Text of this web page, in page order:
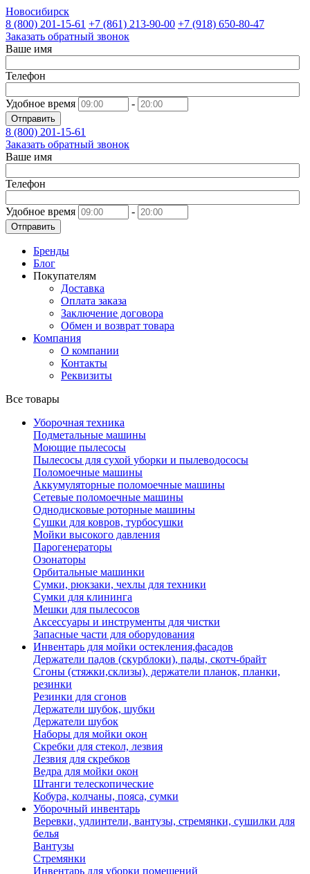
Новосибирск
8 (800) 201-15-61 +7 (861) 213-90-00 +7 (918) 650-80-47
Заказать обратный звонок
Ваше имя
Телефон
Удобное время -
Отправить
8 (800) 201-15-61
Заказать обратный звонок
Ваше имя
Телефон
Удобное время -
Отправить
Бренды
Блог
Покупателям
Доставка
Оплата заказа
Заключение договора
Обмен и возврат товара
Компания
О компании
Контакты
Реквизиты
Все товары
Уборочная техника
Подметальные машины
Моющие пылесосы
Пылесосы для сухой уборки и пылеводососы
Поломоечные машины
Аккумуляторные поломоечные машины
Сетевые поломоечные машины
Однодисковые роторные машины
Сушки для ковров, турбосушки
Мойки высокого давления
Парогенераторы
Озонаторы
Орбитальные машинки
Сумки, рюкзаки, чехлы для техники
Сумки для клининга
Мешки для пылесосов
Аксессуары и инструменты для чистки
Запасные части для оборудования
Инвентарь для мойки остекления,фасадов
Держатели падов (скурблоки), пады, скотч-брайт
Сгоны (стяжки,склизы), держатели планок, планки,
резинки
Резинки для сгонов
Держатели шубок, шубки
Держатели шубок
Наборы для мойки окон
Скребки для стекол, лезвия
Лезвия для скребков
Ведра для мойки окон
Штанги телескопические
Кобура, колчаны, пояса, сумки
Уборочный инвентарь
Веревки, удлинтели, вантузы, стремянки, сушилки для
белья
Вантузы
Стремянки
Инвентарь для уборки помещений